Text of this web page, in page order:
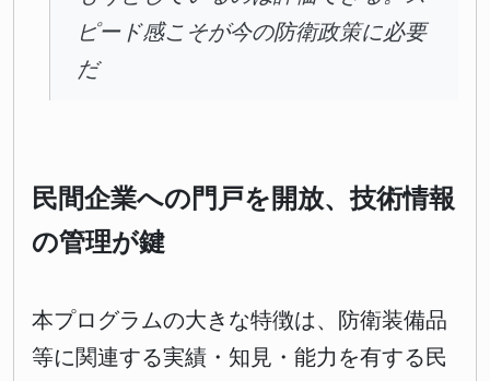
ピード感こそが今の防衛政策に必要
だ
民間企業への門戸を開放、技術情報
の管理が鍵
本プログラムの大きな特徴は、防衛装備品
等に関連する実績・知見・能力を有する民